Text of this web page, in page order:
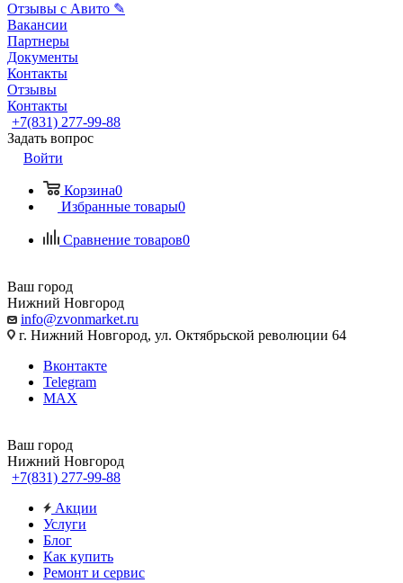
Отзывы с Авито ✎
Вакансии
Партнеры
Документы
Контакты
Отзывы
Контакты
+7(831) 277-99-88
Задать вопрос
Войти
Корзина0
Избранные товары0
Сравнение товаров0
Ваш город
Нижний Новгород
info@zvonmarket.ru
г. Нижний Новгород, ул. Октябрьской революции 64
Вконтакте
Telegram
MAX
Ваш город
Нижний Новгород
+7(831) 277-99-88
Акции
Услуги
Блог
Как купить
Ремонт и сервис